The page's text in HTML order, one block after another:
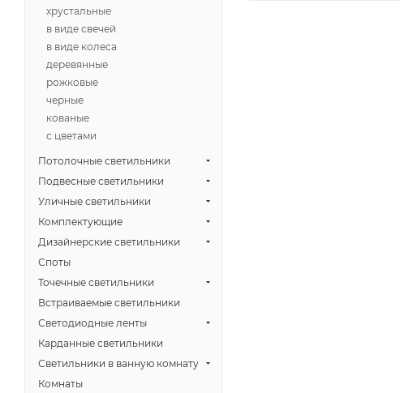
хрустальные
в виде свечей
в виде колеса
деревянные
рожковые
черные
кованые
с цветами
Потолочные светильники
Подвесные светильники
Уличные светильники
Комплектующие
Дизайнерские светильники
Споты
Точечные светильники
Встраиваемые светильники
Светодиодные ленты
Карданные светильники
Светильники в ванную комнату
Комнаты